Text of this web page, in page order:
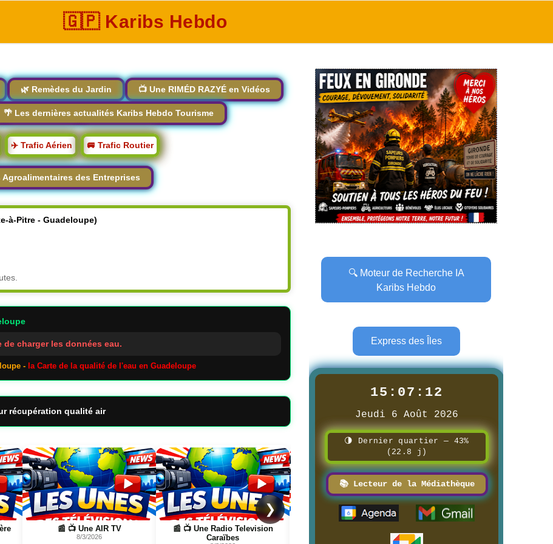
🇬🇵 Karibs Hebdo
🌿 Remèdes du Jardin 📺 Une RIMÉD RAZYÉ en Vidéos
🌴 Les dernières actualités Karibs Hebdo Tourisme
✈️ Trafic Aérien 🚐 Trafic Routier
Agroalimentaires des Entreprises
à-Pitre - Guadeloupe)
de charger les données eau.
- la Carte de la qualité de l'eau en Guadeloupe
récupération qualité air
Page
📰 📺 Une Radio Television
Caraïbes
Page
📰 📺 Une FILINFOTV
8/3/2026
Page Page
❯
🔍 Moteur de Recherche IA
Karibs Hebdo
Express des Îles
15:07:14
Jeudi 6 Août 2026
🌗 Dernier quartier — 43%
(22.8 j)
📚 Lecteur de la Médiathèque